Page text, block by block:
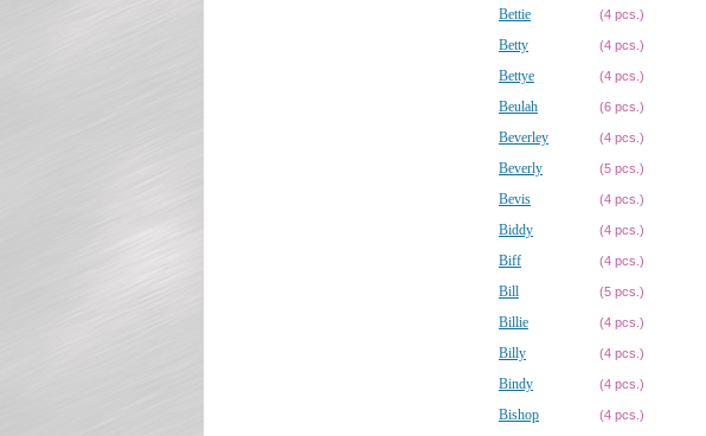
Bettie (4 pcs.)
Betty (4 pcs.)
Bettye (4 pcs.)
Beulah (6 pcs.)
Beverley (4 pcs.)
Beverly (5 pcs.)
Bevis (4 pcs.)
Biddy (4 pcs.)
Biff (4 pcs.)
Bill (5 pcs.)
Billie (4 pcs.)
Billy (4 pcs.)
Bindy (4 pcs.)
Bishop (4 pcs.)